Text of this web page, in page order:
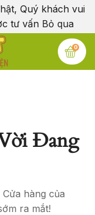
Quý khách vui
tư vấn Bỏ qua
0
Đang
hàng của
ra mắt!